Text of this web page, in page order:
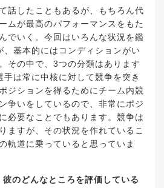
話したこともあるが、もちろん代
ムが最高のパフォーマンスをもた
でいく。今回はいろんな状況を鑑
、基本的にはコンディションがい
その中で、3つの分類はあります
は常に中核に対して競争を突き
ジションを得るためにチーム内競
争いをしているので、非常にポジ
必要なことでもあります。競争は
ますが、その状況を作れているこ
軌道に乗っていると思っていま
のどんなところを評価している